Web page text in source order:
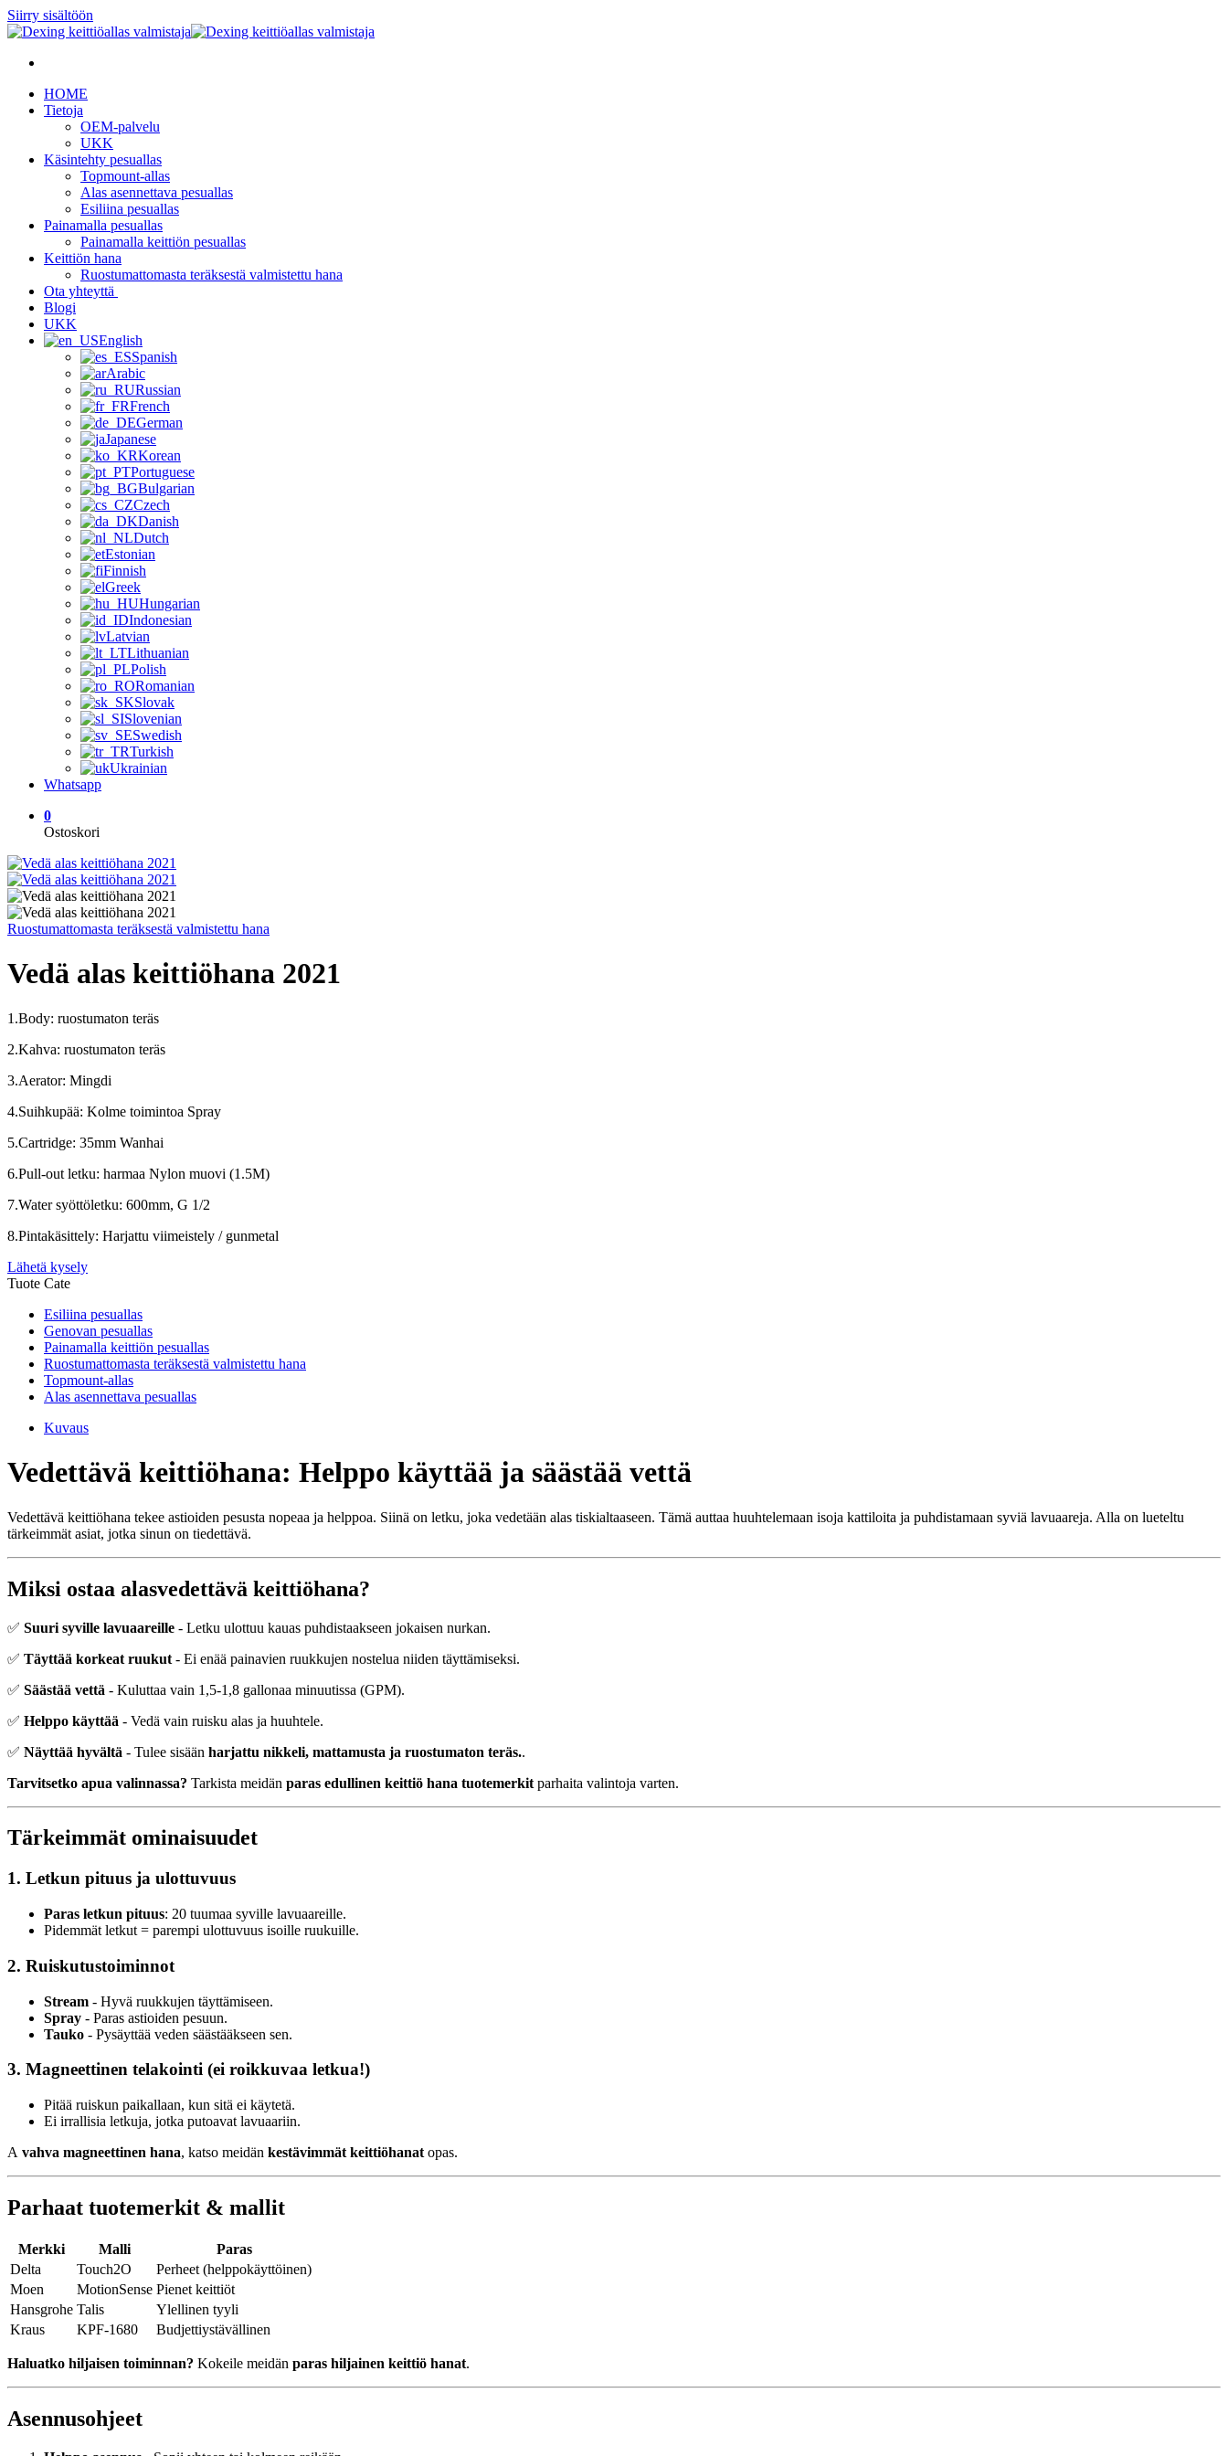
Siirry sisältöön
HOME
Tietoja
OEM-palvelu
UKK
Käsintehty pesuallas
Topmount-allas
Alas asennettava pesuallas
Esiliina pesuallas
Painamalla pesuallas
Painamalla keittiön pesuallas
Keittiön hana
Ruostumattomasta teräksestä valmistettu hana
Ota yhteyttä
Blogi
UKK
English
Spanish
Arabic
Russian
French
German
Japanese
Korean
Portuguese
Bulgarian
Czech
Danish
Dutch
Estonian
Finnish
Greek
Hungarian
Indonesian
Latvian
Lithuanian
Polish
Romanian
Slovak
Slovenian
Swedish
Turkish
Ukrainian
Whatsapp
0
Ostoskori
Ruostumattomasta teräksestä valmistettu hana
Vedä alas keittiöhana 2021
1.Body: ruostumaton teräs
2.Kahva: ruostumaton teräs
3.Aerator: Mingdi
4.Suihkupää: Kolme toimintoa Spray
5.Cartridge: 35mm Wanhai
6.Pull-out letku: harmaa Nylon muovi (1.5M)
7.Water syöttöletku: 600mm, G 1/2
8.Pintakäsittely: Harjattu viimeistely / gunmetal
Lähetä kysely
Tuote Cate
Esiliina pesuallas
Genovan pesuallas
Painamalla keittiön pesuallas
Ruostumattomasta teräksestä valmistettu hana
Topmount-allas
Alas asennettava pesuallas
Kuvaus
Vedettävä keittiöhana: Helppo käyttää ja säästää vettä
Vedettävä keittiöhana tekee astioiden pesusta nopeaa ja helppoa. Siinä on letku, joka vedetään alas tiskialtaaseen. Tämä auttaa huuhtelemaan isoja kattiloita ja puhdistamaan syviä lavuaareja. Alla on lueteltu
tärkeimmät asiat, jotka sinun on tiedettävä.
Miksi ostaa alasvedettävä keittiöhana?
✅ Suuri syville lavuaareille - Letku ulottuu kauas puhdistaakseen jokaisen nurkan.
✅ Täyttää korkeat ruukut - Ei enää painavien ruukkujen nostelua niiden täyttämiseksi.
✅ Säästää vettä - Kuluttaa vain 1,5-1,8 gallonaa minuutissa (GPM).
✅ Helppo käyttää - Vedä vain ruisku alas ja huuhtele.
✅ Näyttää hyvältä - Tulee sisään harjattu nikkeli, mattamusta ja ruostumaton teräs..
Tarvitsetko apua valinnassa? Tarkista meidän paras edullinen keittiö hana tuotemerkit parhaita valintoja varten.
Tärkeimmät ominaisuudet
1. Letkun pituus ja ulottuvuus
Paras letkun pituus: 20 tuumaa syville lavuaareille.
Pidemmät letkut = parempi ulottuvuus isoille ruukuille.
2. Ruiskutustoiminnot
Stream - Hyvä ruukkujen täyttämiseen.
Spray - Paras astioiden pesuun.
Tauko - Pysäyttää veden säästääkseen sen.
3. Magneettinen telakointi (ei roikkuvaa letkua!)
Pitää ruiskun paikallaan, kun sitä ei käytetä.
Ei irrallisia letkuja, jotka putoavat lavuaariin.
A vahva magneettinen hana, katso meidän kestävimmät keittiöhanat opas.
Parhaat tuotemerkit & mallit
Merkki Malli
Paras
Delta
Touch2O
Perheet (helppokäyttöinen)
Moen
MotionSense Pienet keittiöt
Hansgrohe Talis
Ylellinen tyyli
Kraus
KPF-1680 Budjettiystävällinen
Haluatko hiljaisen toiminnan? Kokeile meidän paras hiljainen keittiö hanat.
Asennusohjeet